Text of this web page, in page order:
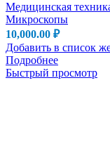
Медицинская
Микроскопы
10,000.00 ₽
Добавить в список
Подробнее
Быстрый просмотр